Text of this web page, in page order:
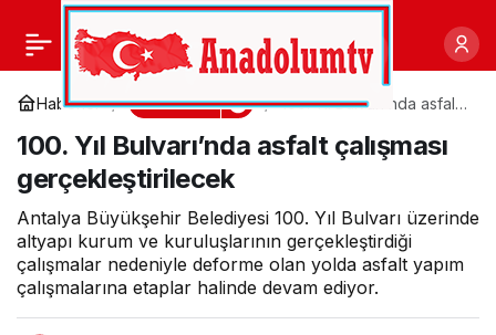
Haberler Gündem
100. Yıl Bulvarı’nda asfalt
gerçekleştirilecek
100. Yıl Bulvarı’nda asfalt çalışması
gerçekleştirilecek
Antalya Büyükşehir Belediyesi 100. Yıl Bulvarı üzerinde
altyapı kurum ve kuruluşlarının gerçekleştirdiği
çalışmalar nedeniyle deforme olan yolda asfalt yapım
çalışmalarına etaplar halinde devam ediyor.
Karşıyaka’nın parklarına
modern dokunuş
Paylaş